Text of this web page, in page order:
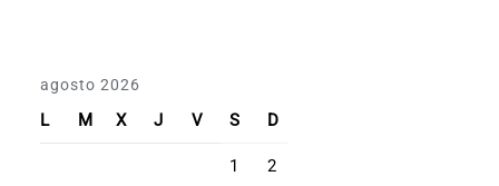
agosto 2026
L M X J V S D
1 2